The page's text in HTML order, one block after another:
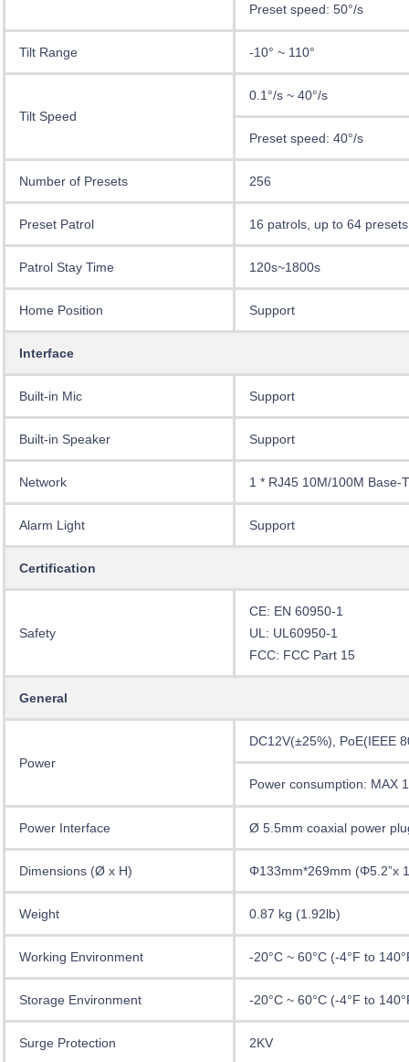
Preset speed: 50°/s
Tilt Range -10° ~ 110°
Tilt Speed
0.1°/s ~ 40°/s
Preset speed: 40°/s
Number of Presets 256
Preset Patrol 16 patrols, up to 64
Patrol Stay Time 120s~1800s
Home Position Support
Interface
Built-in Mic Support
Built-in Speaker Support
Network 1 * RJ45 10M/100M Base-
Alarm Light Support
Certification
Safety
CE: EN 60950-1
UL: UL60950-1
FCC: FCC Part 15
General
Power
DC12V(±25%), PoE(IEEE
Power consumption: MAX
Power Interface Ø 5.5mm coaxial power
Dimensions (Ø x H) Φ133mm*269mm (Φ5.2”x
Weight 0.87 kg (1.92lb)
Working Environment -20°C ~ 60°C (-4°F to
Storage Environment -20°C ~ 60°C (-4°F to
Surge Protection 2KV